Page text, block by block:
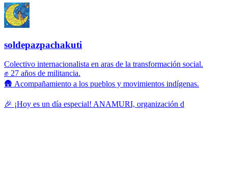
soldepazpachakuti
Colectivo internacionalista en aras de la transformación social.
✊ 27 años de militancia.
🛖 Acompañamiento a los pueblos y movimientos indígenas.
🎉 ¡Hoy es un día especial! ANAMURI, organización d